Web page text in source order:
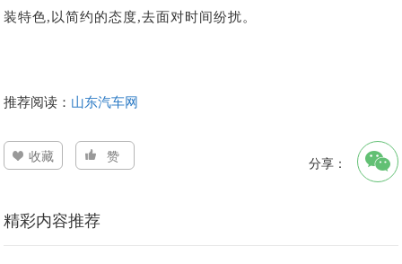
装特色,以简约的态度,去面对时间纷扰。
推荐阅读： 山东汽车网
收藏 赞 分享：
精彩内容推荐